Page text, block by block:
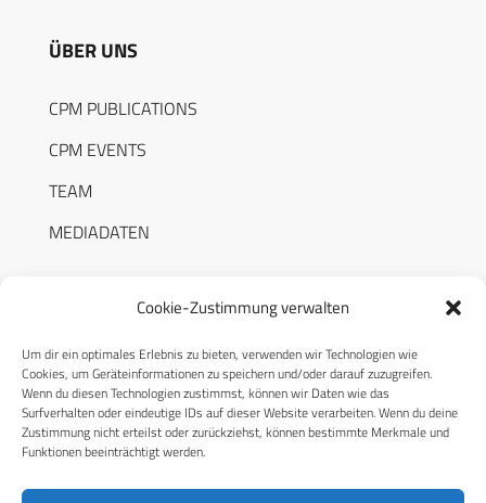
Cookie-Zustimmung verwalten
Um dir ein optimales Erlebnis zu bieten, verwenden wir Technologien wie
Cookies, um Geräteinformationen zu speichern und/oder darauf zuzugreifen.
Wenn du diesen Technologien zustimmst, können wir Daten wie das
Surfverhalten oder eindeutige IDs auf dieser Website verarbeiten. Wenn du deine
Zustimmung nicht erteilst oder zurückziehst, können bestimmte Merkmale und
Funktionen beeinträchtigt werden.
ÜBER UNS
CPM PUBLICATIONS
CPM EVENTS
TEAM
MEDIADATEN
RECHTLICHES
Datenschutzerklärung
Cookie-Richtlinie (EU)